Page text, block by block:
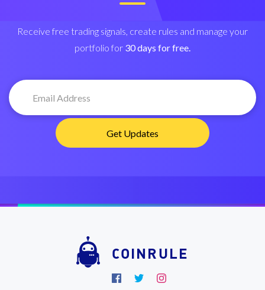
Receive free trading signals, create rules and manage your
portfolio for 30 days for free.
COINRULE